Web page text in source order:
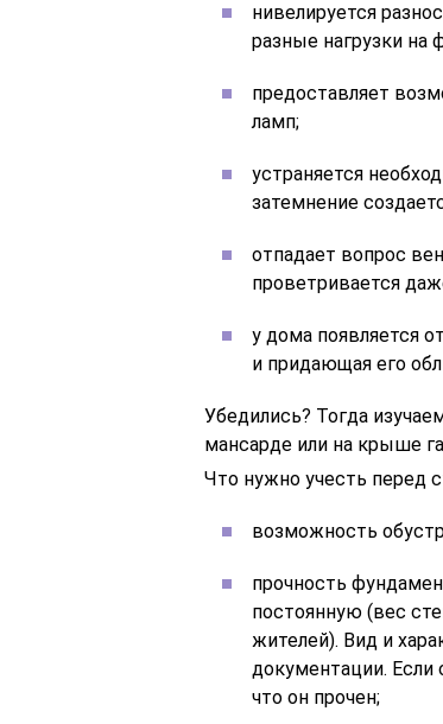
нивелируется
разные нагрузки на
предоставляет
ламп;
устраняется
затемнение
отпадает вопрос
проветривается
у дома появляется
и придающая его
Убедились? Тогда
мансарде или на крыше
Что нужно учесть перед
возможность
прочность
постоянную (вес
жителей). Вид и
документации. Если
что он прочен;